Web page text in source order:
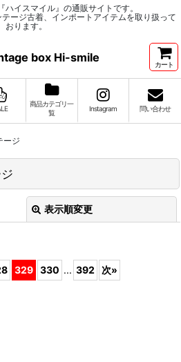
イスマイル』の通販サイトです。
ージ古着、インポートアイテムを取り扱って
おります。
box Hi-smile
カート
商品カテゴリ一
覧
Instagram 問い合わせ
ージ
表示順変更
329 330 ... 392 次»